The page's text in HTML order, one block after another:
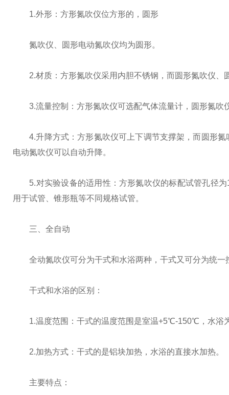
1.外形：方形氮吹仪位方形的，圆形
氮吹仪、圆形电动氮吹仪均为圆形。
2.材质：方形氮吹仪采用内胆不锈钢，而圆形氮吹仪、
3.流量控制：方形氮吹仪可选配气体流量计，圆形氮吹
4.升降方式：方形氮吹仪可上下调节支撑架，而圆形氮
电动氮吹仪可以自动升降。
5.对实验设备的适用性：方形氮吹仪的标配试管孔径为
用于试管、锥形瓶等不同规格试管。
三、全自动
全动氮吹仪可分为干式和水浴两种，干式又可分为统一
干式和水浴的区别：
1.温度范围：干式的温度范围是室温+5℃-150℃，水浴
2.加热方式：干式的是铝块加热，水浴的直接水加热。
主要特点：